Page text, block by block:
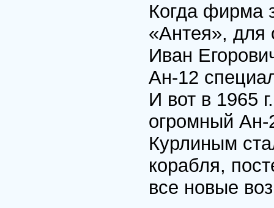
Когда фирма
«Антея», для
Иван
Ан-12
И вот в 1965
огромный
Курлиным
корабля,
все новые